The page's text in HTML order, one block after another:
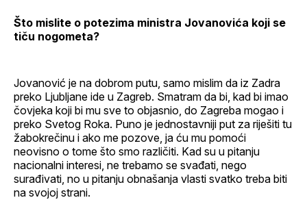
Što mislite o potezima ministra Jovanovića koji se
tiču nogometa?
Jovanović je na dobrom putu, samo mislim da iz Zadra
preko Ljubljane ide u Zagreb. Smatram da bi, kad bi imao
čovjeka koji bi mu sve to objasnio, do Zagreba mogao i
preko Svetog Roka. Puno je jednostavniji put za riješiti tu
žabokrečinu i ako me pozove, ja ću mu pomoći
neovisno o tome što smo različiti. Kad su u pitanju
nacionalni interesi, ne trebamo se svađati, nego
surađivati, no u pitanju obnašanja vlasti svatko treba biti
na svojoj strani.